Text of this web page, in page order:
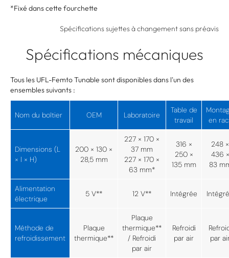
*Fixé dans cette fourchette
Spécifications sujettes à changement sans préavis
Spécifications mécaniques
Tous les UFL-Femto Tunable sont disponibles dans l'un des
ensembles suivants :
Nom du boîtier OEM Laboratoire
Table de
travail
en
Dimensions (L
× l × H)
200 × 130 ×
28,5 mm
227 × 170 ×
37 mm
227 × 170 ×
63 mm*
316 ×
250 ×
135 mm
248 ×
436 ×
83
Alimentation
électrique
5 V** 12 V** Intégrée
Méthode de
refroidissement
Plaque
thermique**
Plaque
thermique**
/ Refroidi
par air
Refroidi
par air
par